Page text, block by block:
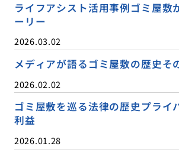
ライフアシスト活用事例ゴミ屋敷
ーリー
2026.03.02
メディアが語るゴミ屋敷の歴史そ
2026.02.02
ゴミ屋敷を巡る法律の歴史プライ
利益
2026.01.28